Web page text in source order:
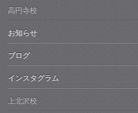
高円寺校
お知らせ
ブログ
インスタグラム
上北沢校